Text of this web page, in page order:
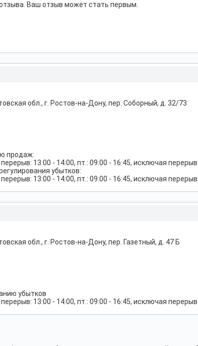
Ваш отзыв может стать первым.
обл., г. Ростов-на-Дону, пер. Соборный, д. 32/73
продаж:
13:00 - 14:00, пт.: 09:00 - 16:45, исключая
убытков:
13:00 - 14:00, пт.: 09:00 - 16:45, исключая
обл., г. Ростов-на-Дону, пер. Газетный, д. 47 Б
убытков
13:00 - 14:00, пт.: 09:00 - 16:45, исключая